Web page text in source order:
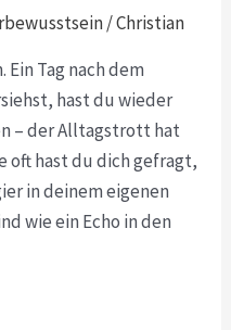
/Christian
Tag nach dem
hast du wieder
– der Alltagstrott hat
oft hast du dich gefragt,
in deinem eigenen
wie ein Echo in den